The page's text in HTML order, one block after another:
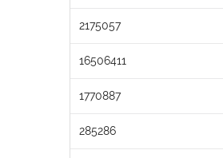
2175057
16506411
1770887
285286